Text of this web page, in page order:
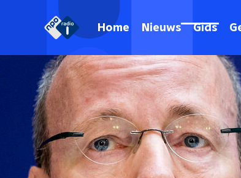
Home Nieuws Gids